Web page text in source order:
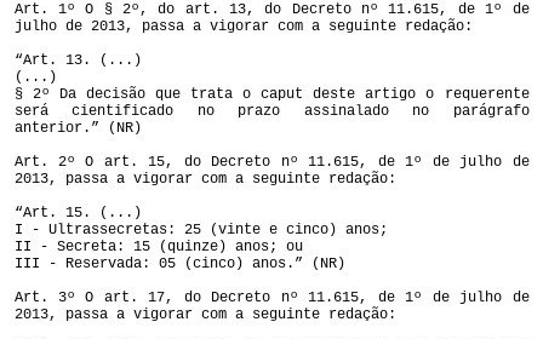
Art. 1º O § 2º, do art. 13, do Decreto nº 11.615, de 1º de
julho de 2013, passa a vigorar com a seguinte redação:
“Art. 13. (...)
(...)
§ 2º Da decisão que trata o caput deste artigo o requerente
será cientificado no prazo assinalado no parágrafo
anterior.” (NR)
Art. 2º O art. 15, do Decreto nº 11.615, de 1º de julho de
2013, passa a vigorar com a seguinte redação:
“Art. 15. (...)
I - Ultrassecretas: 25 (vinte e cinco) anos;
II - Secreta: 15 (quinze) anos; ou
III - Reservada: 05 (cinco) anos.” (NR)
Art. 3º O art. 17, do Decreto nº 11.615, de 1º de julho de
2013, passa a vigorar com a seguinte redação: